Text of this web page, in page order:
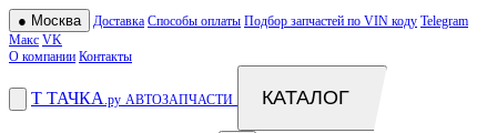
● Москва Доставка Способы оплаты Подбор запчастей по VIN коду Telegram
Макс VK
О компании Контакты
Т ТАЧКА .ру АВТОЗАПЧАСТИ КАТАЛОГ